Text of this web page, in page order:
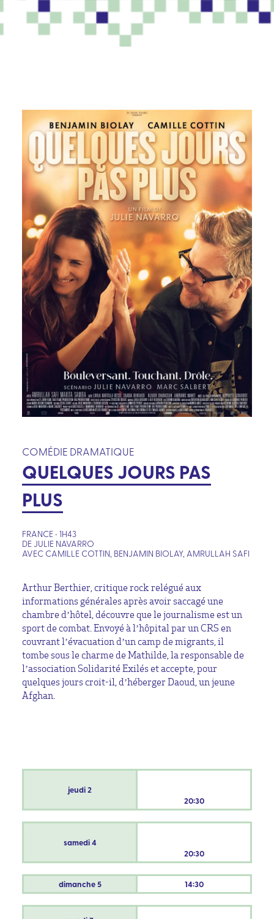
COMÉDIE DRAMATIQUE
QUELQUES JOURS PAS
PLUS
FRANCE • 1H43
DE JULIE NAVARRO
AVEC CAMILLE COTTIN, BENJAMIN BIOLAY, AMRULLAH SAFI
Arthur Berthier, critique rock relégué aux
informations générales après avoir saccagé une
chambre d’hôtel, découvre que le journalisme est un
sport de combat. Envoyé à l’hôpital par un CRS en
couvrant l’évacuation d’un camp de migrants, il
tombe sous le charme de Mathilde, la responsable de
l’association Solidarité Exilés et accepte, pour
quelques jours croit-il, d’héberger Daoud, un jeune
Afghan.
jeudi2
20:30
samedi4
20:30
dimanche5 14:30